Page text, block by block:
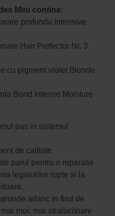
Mini contine:
profunda Intensive
Hair Perfector Nr. 3
cu pigment violet Blonde
Bond Intense Moisture
pas in sistemul
de calitate
parul pentru o reparatie
legaturilor rupte si la
adanc in firul de
moi, mai stralucitoare